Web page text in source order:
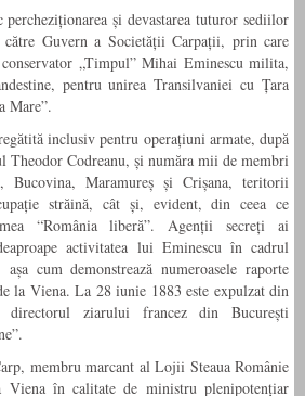
și devastarea tuturor sediilor
către Guvern a Societății Carpații, prin care
„Timpul” Mihai Eminescu milita,
pentru unirea Transilvaniei cu Țara
Mare”.
inclusiv pentru operațiuni armate, după
Theodor Codreanu, și număra mii de membri
Bucovina, Maramureș și Crișana, teritorii
străină, cât și, evident, din ceea ce
“România liberă”. Agenții secreți ai
activitatea lui Eminescu în cadrul
cum demonstrează numeroasele raporte
la Viena. La 28 iunie 1883 este expulzat din
ziarului francez din București
membru marcant al Lojii Steaua Românie
în calitate de ministru plenipotențiar